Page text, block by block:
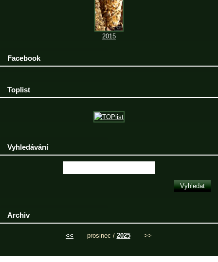
2015
Facebook
Toplist
Vyhledávání
Archiv
<< prosinec / 2025 >>